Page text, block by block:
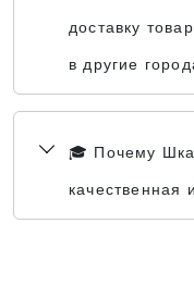
доставку
в другие
🎓 Почему
качественная